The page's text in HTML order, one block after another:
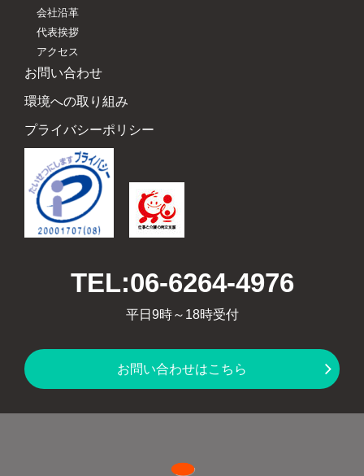
会社沿革
代表挨拶
アクセス
お問い合わせ
環境への取り組み
プライバシーポリシー
TEL:06-6264-4976
平日9時～18時受付
お問い合わせはこちら